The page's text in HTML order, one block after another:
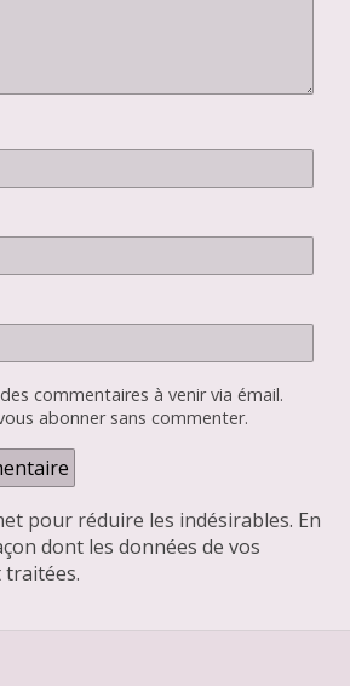
commentaires à venir via émail.
abonnersans commenter.
pour réduire les indésirables. En
dont les données de vos
traitées.